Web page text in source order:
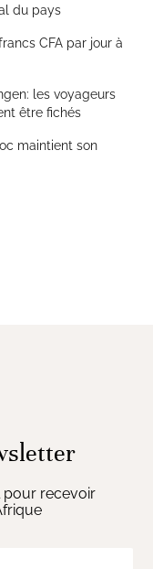
du pays
CFA par jour à
les voyageurs
être fichés
maintient son
pour recevoir